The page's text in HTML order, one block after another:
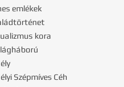
emlékek
kora
Szépmíves Céh